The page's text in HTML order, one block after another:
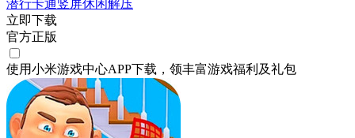
潜行卡通竖屏休闲解压
立即下载
官方正版
使用小米游戏中心APP下载 ，领丰富游戏福利 及礼包